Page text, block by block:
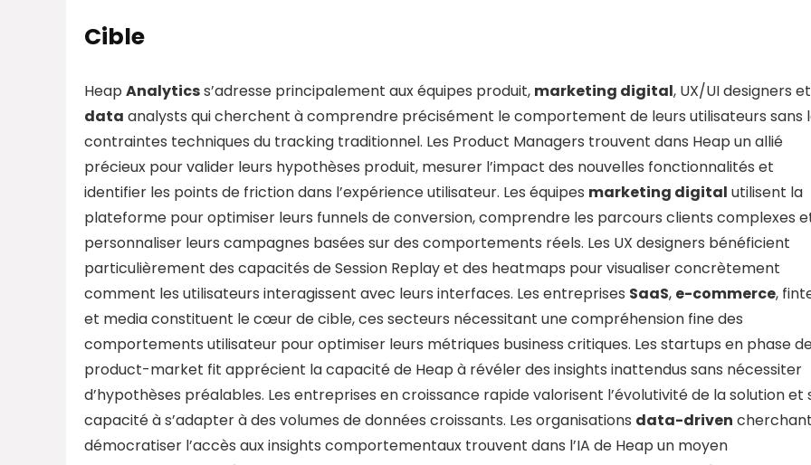
Cible
Heap Analyticss’adresse principalement aux équipes produit, marketing digital, UX/UI designers et
data analysts qui cherchent à comprendre précisément le comportement de leurs utilisateurs sans
contraintes techniques du tracking traditionnel. Les Product Managers trouvent dans Heap un allié
précieux pour valider leurs hypothèses produit, mesurer l’impact des nouvelles fonctionnalités et
identifier les points de friction dans l’expérience utilisateur. Les équipes marketing digital utilisent la
plateforme pour optimiser leurs funnels de conversion, comprendre les parcours clients complexes
personnaliser leurs campagnes basées sur des comportements réels. Les UX designers bénéficient
particulièrement des capacités de Session Replay et des heatmaps pour visualiser concrètement
comment les utilisateurs interagissent avec leurs interfaces. Les entreprises SaaS, e-commerce,
et media constituent le cœur de cible, ces secteurs nécessitant une compréhension fine des
comportements utilisateur pour optimiser leurs métriques business critiques. Les startups en phase
product-market fit apprécient la capacité de Heap à révéler des insights inattendus sans nécessiter
d’hypothèses préalables. Les entreprises en croissance rapide valorisent l’évolutivité de la solution et
capacité à s’adapter à des volumes de données croissants. Les organisations data-driven
démocratiser l’accès aux insights comportementaux trouvent dans l’IA de Heap un moyen